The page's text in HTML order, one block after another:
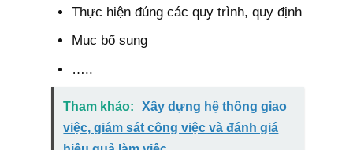
Thực hiện đúng các quy trình, quy định
Mục bổ sung
…..
Tham khảo:
Xây dựng hệ thống giao
việc, giám sát công việc và đánh giá